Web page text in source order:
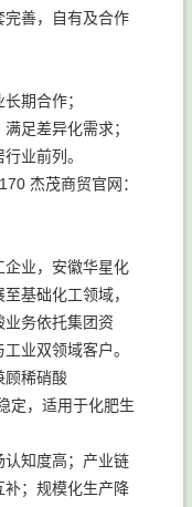
完善，自有及合作
期合作；
足差异化需求；
业前列。
杰茂商贸官网：
企业，安徽华星化
基础化工领域，
务依托集团资
业双领域客户。
顾稀硝酸
定，适用于化肥生
认知度高；产业链
补；规模化生产降